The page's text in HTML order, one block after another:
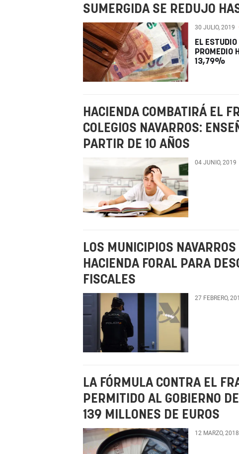
SUMERGIDA SE REDUJO
30 JULIO, 2019
EL
PROMEDIO
13,79%
HACIENDA COMBATIRÁ EL
COLEGIOS NAVARROS:
PARTIR DE 10 AÑOS
04 JUNIO, 2019
LOS MUNICIPIOS
HACIENDA FORAL PARA
FISCALES
27 FEBRERO,
LA FÓRMULA CONTRA EL
PERMITIDO AL GOBIERNO
139 MILLONES DE EUROS
12 MARZO, 2018